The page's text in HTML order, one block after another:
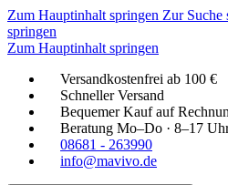
Zum Hauptinhalt springen Zur Suche
springen
Zum Hauptinhalt springen
Versandkostenfrei ab 100 €
Schneller Versand
Bequemer Kauf auf
Beratung Mo–Do · 8–17
08681 - 263990
info@mavivo.de